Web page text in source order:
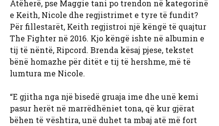
Atëherë, pse Maggie tani po trendon në kategorinë
e Keith, Nicole dhe regjistrimet e tyre të fundit?
Për fillestarët, Keith regjistroi një këngë të quajtur
The Fighter në 2016. Kjo këngë ishte në albumin e
tij të nëntë, Ripcord. Brenda kësaj pjese, tekstet
bënë homazhe për ditët e tij të hershme, më të
lumtura me Nicole.
“E gjitha nga një bisedë gruaja ime dhe unë kemi
pasur herët në marrëdhëniet tona, që kur gjërat
bëhen të vështira, unë duhet ta mbaj atë më fort